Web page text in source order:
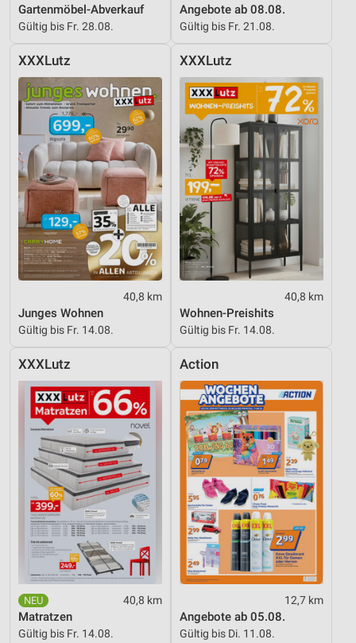
Gartenmöbel-Abverkauf
Gültig bis Fr. 28.08.
Angebote ab 08.08.
Gültig bis Fr. 21.08.
XXXLutz
40,8 km
Junges Wohnen
Gültig bis Fr. 14.08.
XXXLutz
40,8 km
Wohnen-Preishits
Gültig bis Fr. 14.08.
XXXLutz
40,8 km
Matratzen
Gültig bis Fr. 14.08.
Action
12,7 km
Angebote ab 05.08.
Gültig bis Di. 11.08.